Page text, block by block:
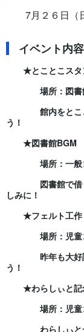
7月２６日（
イベント内
★とことこス
場所：図書
館内をとことこ
う！
★図書
場所：一般コ
図書館で借りら
しみに！
★フェルト工
場所：児童
昨年も大好評！
う！
★わらしぃと
場所：児童
わらしぃと一